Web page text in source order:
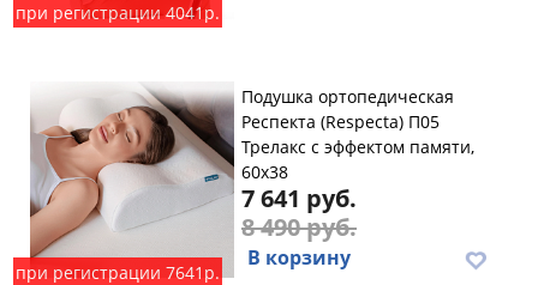
при регистрации 4041р.
при регистрации 7641р.
Подушка ортопедическая
Респекта (Respecta) П05
Трелакс с эффектом памяти,
60х38
7 641 руб.
8 490 руб.
В корзину